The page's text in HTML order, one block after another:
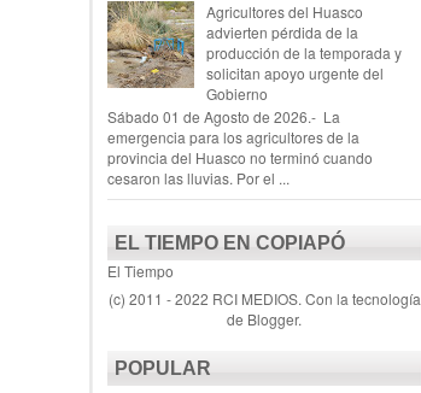
Agricultores del Huasco
advierten pérdida de la
producción de la temporada y
solicitan apoyo urgente del
Gobierno
Sábado 01 de Agosto de 2026.- La
emergencia para los agricultores de la
provincia del Huasco no terminó cuando
cesaron las lluvias. Por el ...
EL TIEMPO EN COPIAPÓ
El Tiempo
(c) 2011 - 2022 RCI MEDIOS. Con la tecnología
de Blogger.
POPULAR